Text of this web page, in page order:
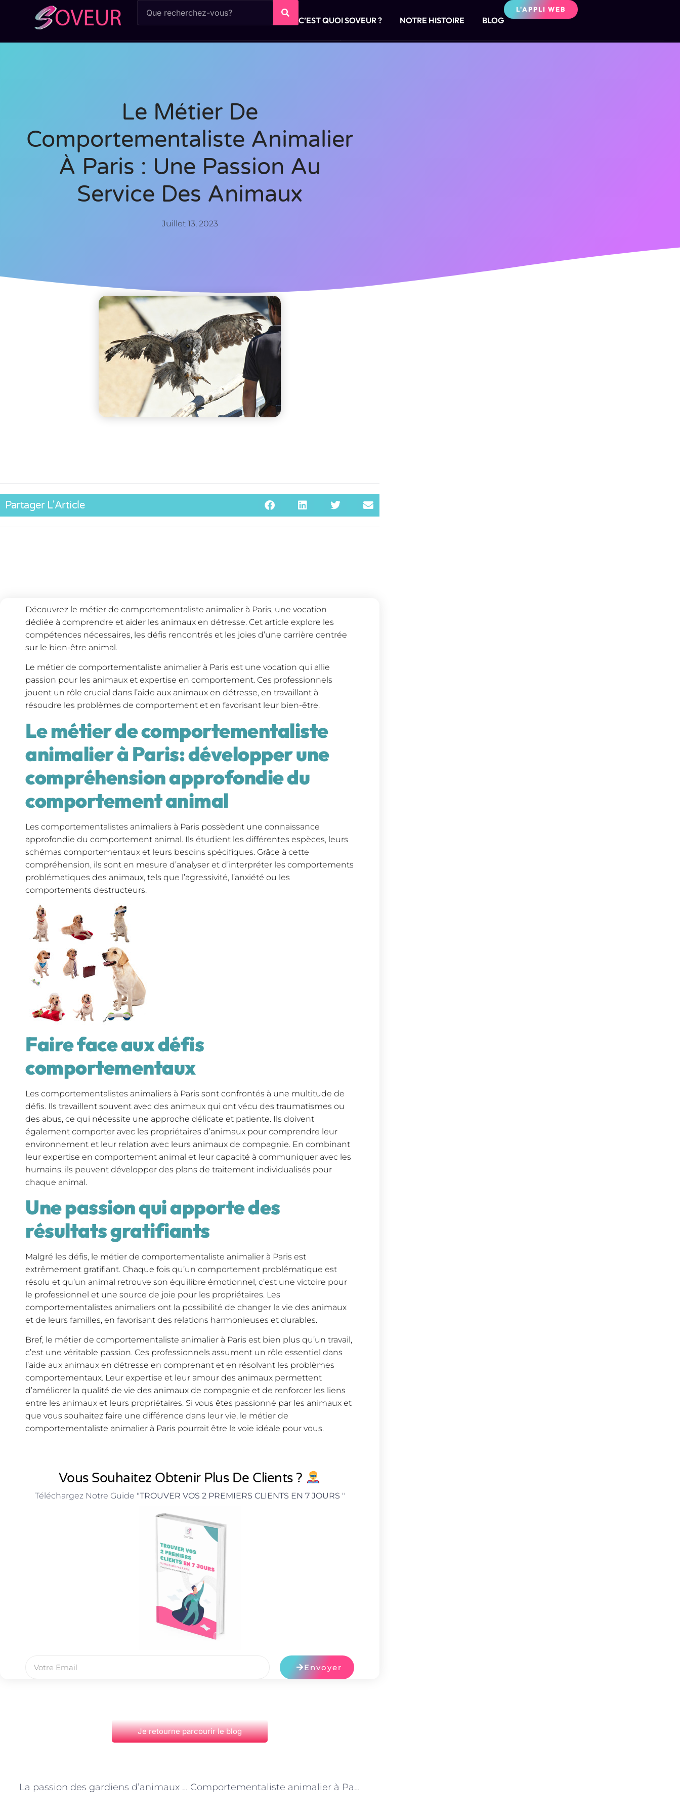
C’EST QUOI SOVEUR ? NOTRE HISTOIRE BLOG
L'APPLI WEB
Le Métier De
Comportementaliste Animalier
À Paris : Une Passion Au
Service Des Animaux
Juillet 13, 2023
Partager L'Article
Découvrez le métier de comportementaliste animalier à Paris, une vocation
dédiée à comprendre et aider les animaux en détresse. Cet article explore les
compétences nécessaires, les défis rencontrés et les joies d’une carrière centrée
sur le bien-être animal.
Le métier de comportementaliste animalier à Paris est une vocation qui allie
passion pour les animaux et expertise en comportement. Ces professionnels
jouent un rôle crucial dans l’aide aux animaux en détresse, en travaillant à
résoudre les problèmes de comportement et en favorisant leur bien-être.
Le métier de comportementaliste
animalier à Paris: développer une
compréhension approfondie du
comportement animal
Les comportementalistes animaliers à Paris possèdent une connaissance
approfondie du comportement animal. Ils étudient les différentes espèces, leurs
schémas comportementaux et leurs besoins spécifiques. Grâce à cette
compréhension, ils sont en mesure d’analyser et d’interpréter les comportements
problématiques des animaux, tels que l’agressivité, l’anxiété ou les
comportements destructeurs.
Faire face aux défis
comportementaux
Les comportementalistes animaliers à Paris sont confrontés à une multitude de
défis. Ils travaillent souvent avec des animaux qui ont vécu des traumatismes ou
des abus, ce qui nécessite une approche délicate et patiente. Ils doivent
également comporter avec les propriétaires d’animaux pour comprendre leur
environnement et leur relation avec leurs animaux de compagnie. En combinant
leur expertise en comportement animal et leur capacité à communiquer avec les
humains, ils peuvent développer des plans de traitement individualisés pour
chaque animal.
Une passion qui apporte des
résultats gratifiants
Malgré les défis, le métier de comportementaliste animalier à Paris est
extrêmement gratifiant. Chaque fois qu’un comportement problématique est
résolu et qu’un animal retrouve son équilibre émotionnel, c’est une victoire pour
le professionnel et une source de joie pour les propriétaires. Les
comportementalistes animaliers ont la possibilité de changer la vie des animaux
et de leurs familles, en favorisant des relations harmonieuses et durables.
Bref, le métier de comportementaliste animalier à Paris est bien plus qu’un travail,
c’est une véritable passion. Ces professionnels assument un rôle essentiel dans
l’aide aux animaux en détresse en comprenant et en résolvant les problèmes
comportementaux. Leur expertise et leur amour des animaux permettent
d’améliorer la qualité de vie des animaux de compagnie et de renforcer les liens
entre les animaux et leurs propriétaires. Si vous êtes passionné par les animaux et
que vous souhaitez faire une différence dans leur vie, le métier de
comportementaliste animalier à Paris pourrait être la voie idéale pour vous.
Vous Souhaitez Obtenir Plus De Clients ?
Téléchargez Notre Guide "TROUVER VOS 2 PREMIERS CLIENTS EN 7 JOURS "
Envoyer
Je retourne parcourir le blog
La passion des gardiens d’animaux de compagnie à Paris : plus qu’un métier, une vocation Comportementaliste animalier à Paris : comprendre et résoudre les troubles comportementaux des animaux de compagnie